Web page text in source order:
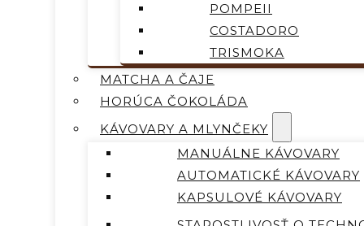
POMPEII
COSTADORO
TRISMOKA
MATCHA A ČAJE
HORÚCA ČOKOLÁDA
KÁVOVARY A MLYNČEKY
MANUÁLNE KÁVOVARY
AUTOMATICKÉ KÁVOVARY
KAPSULOVÉ KÁVOVARY